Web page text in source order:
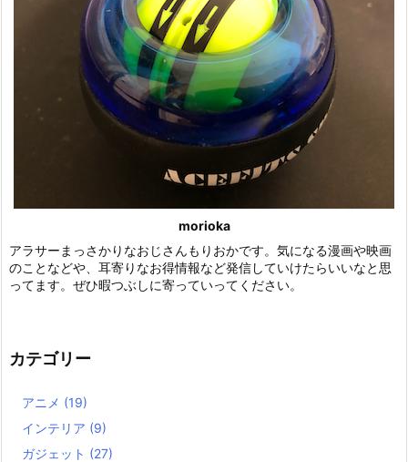
morioka
アラサーまっさかりなおじさんもりおかです。気になる漫画や映画
のことなどや、耳寄りなお得情報など発信していけたらいいなと思
ってます。ぜひ暇つぶしに寄っていってください。
カテゴリー
アニメ (19)
インテリア (9)
ガジェット (27)